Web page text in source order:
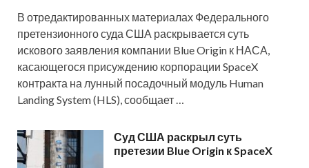
В отредактированных материалах Федерального
претензионного суда США раскрывается суть
искового заявления компании Blue Origin к НАСА,
касающегося присуждению корпорации SpaceX
контракта на лунный посадочный модуль Human
Landing System (HLS), сообщает …
Суд США раскрыл суть
претезии Blue Origin к SpaceX